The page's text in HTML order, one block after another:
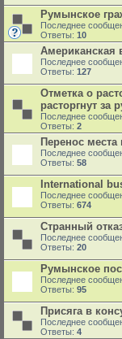
Румынское
Последнее
Ответы: 10
Американская
Последнее
Ответы: 127
Отметка о
расторгнут за
Последнее
Ответы: 2
Перенос места
Последнее
Ответы: 58
International
Последнее
Ответы: 674
Странный
Последнее
Ответы: 20
Румынское
Последнее
Ответы: 95
Присяга в
Последнее
Ответы: 4